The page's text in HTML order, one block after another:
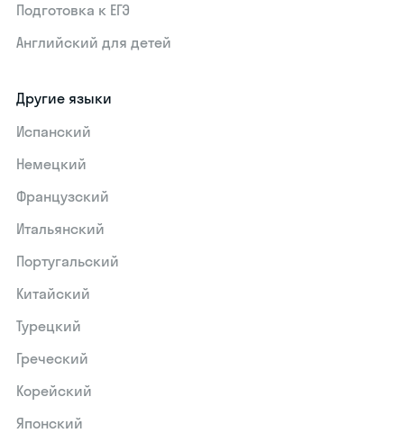
Подготовка к ЕГЭ
Английский для детей
Другие языки
Испанский
Немецкий
Французский
Итальянский
Португальский
Китайский
Турецкий
Греческий
Корейский
Японский